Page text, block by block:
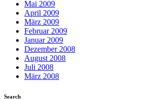
Mai 2009
April 2009
März 2009
Februar 2009
Januar 2009
Dezember 2008
August 2008
Juli 2008
März 2008
Search